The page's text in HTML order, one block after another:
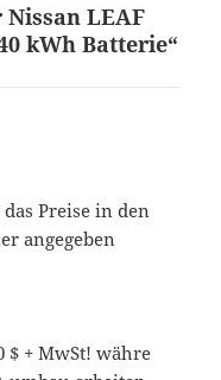
LEAF
kWh Batterie“
Preise in den
angegeben
$ + MwSt! währe